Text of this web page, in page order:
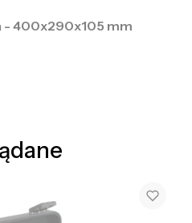
- 400x290x105 mm